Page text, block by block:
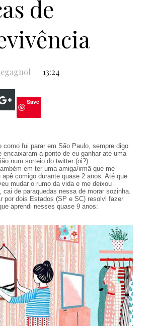
de
13:24
Save
como fui parar em São Paulo, sempre digo
encaixaram a ponto de eu ganhar até uma
num sorteio do twitter (oi?).
em ter uma amiga/irmã que me
comigo durante quase 2 anos. Até que
mudar o rumo da vida e me deixou
cai de paraquedas nessa de morar sozinha.
por dois Estados (SP e SC) resolvi fazer
aprendi nesses quase 9 anos: